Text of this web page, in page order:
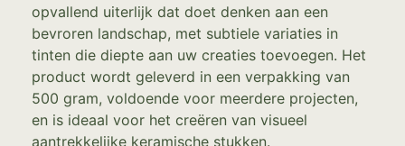
opvallend uiterlijk dat doet denken aan een
bevroren landschap, met subtiele variaties in
tinten die diepte aan uw creaties toevoegen. Het
product wordt geleverd in een verpakking van
500 gram, voldoende voor meerdere projecten,
en is ideaal voor het creëren van visueel
aantrekkelijke keramische stukken.